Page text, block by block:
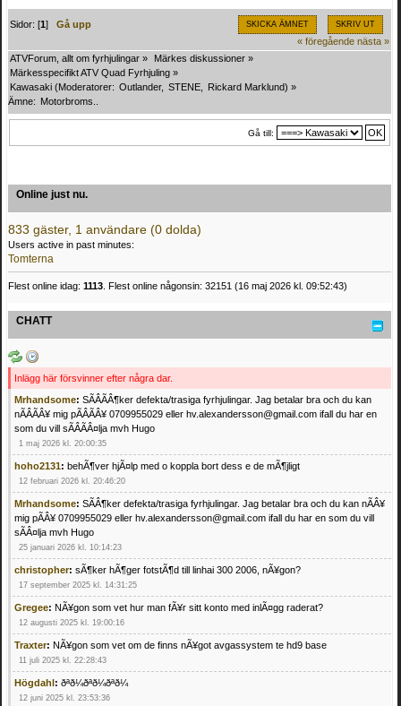
SKICKA ÄMNET SKRIV UT
Sidor: [1]Gå upp
« föregående nästa »
ATVForum, allt om fyrhjulingar » Märkes diskussioner »
Märkesspecifikt ATV Quad Fyrhjuling »
Kawasaki (Moderatorer: Outlander, STENE Rickard Marklund) »
Ämne: Motorbroms..
Gå till:
Online just nu.
833 gäster, 1 användare (0 dolda)
Users active in past minutes:
Tomterna
Flest online idag: 1113 . Flest online någonsin: 32151 (16 maj 2026 kl. 09:52:43)
CHATT
Inlägg här försvinner efter några dar.
Mrhandsome: SÃÂÃÂ¶ker defekta/trasiga fyrhjulingar. Jag betalar bra och du kan
nÃÂÃÂ¥ mig pÃÂÃÂ¥ 0709955029 eller hv.alexandersson@gmail.com ifall du har en
som du vill sÃÂÃÂ¤lja mvh Hugo
1 maj 2026 kl. 20:00:35
hoho2131: behÃ¶ver hjÃ¤lp med o koppla bort dess e de mÃ¶jligt
12 februari 2026 kl. 20:46:20
Mrhandsome: SÃÂ¶ker defekta/trasiga fyrhjulingar. Jag betalar bra och du kan nÃÂ¥
mig pÃÂ¥ 0709955029 eller hv.alexandersson@gmail.com ifall du har en som du vill
sÃÂ¤lja mvh Hugo
25 januari 2026 kl. 10:14:23
christopher: sÃ¶ker hÃ¶ger fotstÃ¶d till linhai 300 2006, nÃ¥gon?
17 september 2025 kl. 14:31:25
Gregee: NÃ¥gon som vet hur man fÃ¥r sitt konto med inlÃ¤gg raderat?
12 augusti 2025 kl. 19:00:16
Traxter: NÃ¥gon som vet om de finns nÃ¥got avgassystem te hd9 base
11 juli 2025 kl. 22:28:43
Högdahl : ðªð¼ðªð¼ðªð¼
12 juni 2025 kl. 23:53:36